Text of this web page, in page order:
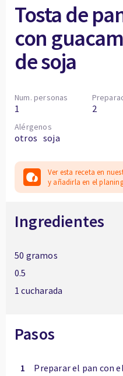
Tosta de
con
de soja
Num. personas
1 2
Alérgenos
otros soja
Ver esta receta en
y añadirla en el
Ingredientes
50 gramos
0.5
1 cucharada
Pasos
1
Preparar el pan con